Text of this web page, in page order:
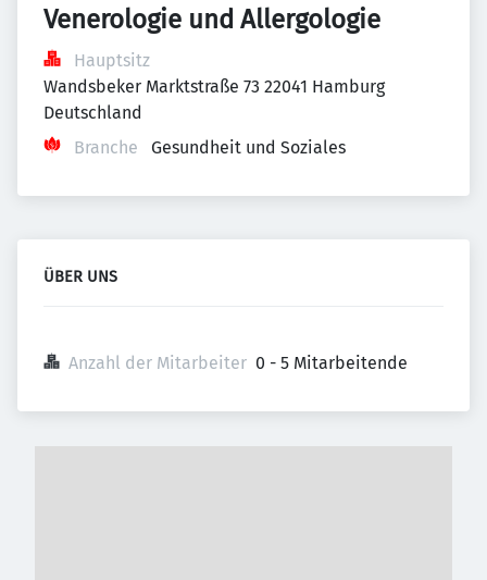
Venerologie und Allergologie
Hauptsitz
Wandsbeker Marktstraße 73 22041 Hamburg
Deutschland
Branche
Gesundheit und Soziales
ÜBER UNS
Anzahl der Mitarbeiter 0 - 5 Mitarbeitende